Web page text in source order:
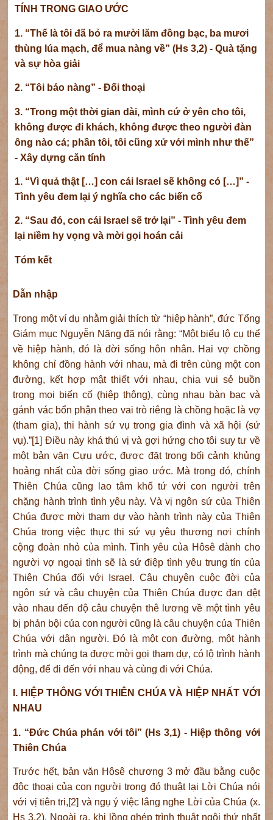
TÍNH TRONG GIAO ƯỚC
1. “Thế là tôi đã bỏ ra mười lăm đồng bạc, ba mươi
thùng lúa mạch, để mua nàng về” (Hs 3,2) - Quà tặng
và sự hòa giải
2. “Tôi bảo nàng” - Đối thoại
3. “Trong một thời gian dài, mình cứ ở yên cho tôi,
không được đi khách, không được theo người đàn
ông nào cả; phần tôi, tôi cũng xử với mình như thế”
- Xây dựng căn tính
1. “Vì quả thật […] con cái Israel sẽ không có […]” -
Tình yêu đem lại ý nghĩa cho các biến cố
2. “Sau đó, con cái Israel sẽ trở lại” - Tình yêu đem
lại niềm hy vọng và mời gọi hoán cải
Tóm kết
Dẫn nhập
Trong một ví dụ nhằm giải thích từ “hiệp hành”, đức Tổng
Giám mục Nguyễn Năng đã nói rằng: “Một biểu lộ cụ thể
về hiệp hành, đó là đời sống hôn nhân. Hai vợ chồng
không chỉ đồng hành với nhau, mà đi trên cùng một con
đường, kết hợp mật thiết với nhau, chia vui sẻ buồn
trong mọi biến cố (hiệp thông), cùng nhau bàn bạc và
gánh vác bổn phận theo vai trò riêng là chồng hoặc là vợ
(tham gia), thi hành sứ vụ trong gia đình và xã hội (sứ
vụ).”[1] Điều này khá thú vị và gợi hứng cho tôi suy tư về
một bản văn Cựu ước, được đặt trong bối cảnh khủng
hoảng nhất của đời sống giao ước. Mà trong đó, chính
Thiên Chúa cũng lao tâm khổ tứ với con người trên
chặng hành trình tình yêu này. Và vị ngôn sứ của Thiên
Chúa được mời tham dự vào hành trình này của Thiên
Chúa trong việc thực thi sứ vụ yêu thương nơi chính
cộng đoàn nhỏ của mình. Tình yêu của Hôsê dành cho
người vợ ngoại tình sẽ là sứ điệp tình yêu trung tín của
Thiên Chúa đối với Israel. Câu chuyện cuộc đời của
ngôn sứ và câu chuyện của Thiên Chúa được đan dệt
vào nhau đến độ câu chuyện thê lương về một tình yêu
bị phản bội của con người cũng là câu chuyện của Thiên
Chúa với dân người. Đó là một con đường, một hành
trình mà chúng ta được mời gọi tham dự, có lộ trình hành
động, để đi đến với nhau và cùng đi với Chúa.
I. HIỆP THÔNG VỚI THIÊN CHÚA VÀ HIỆP NHẤT VỚI
NHAU
1. “Đức Chúa phán với tôi” (Hs 3,1) - Hiệp thông với
Thiên Chúa
Trước hết, bản văn Hôsê chương 3 mở đầu bằng cuộc
độc thoại của con người trong đó thuật lại Lời Chúa nói
với vị tiên tri,[2] và ngụ ý việc lắng nghe Lời của Chúa (x.
Hs 3,2). Ngoài ra, khi lồng ghép trình thuật ngôi thứ nhất